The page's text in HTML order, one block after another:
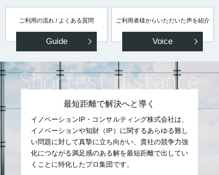
ご利用の流れ / よくある質問
Guide
ご利用者様からいただいた声を紹介
Voice
最短距離で解決へと導く
イノベーションIP・コンサルティング株式会社は、
イノベーションや知財（IP）に関するあらゆる難し
い問題に対して真摯に立ち向かい、貴社の競争力強
化につながる満足感のある解を最短距離で出してい
くことに特化したプロ集団です。